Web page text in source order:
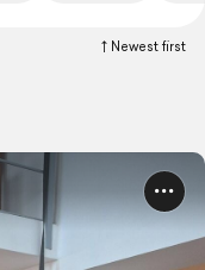
Newest first